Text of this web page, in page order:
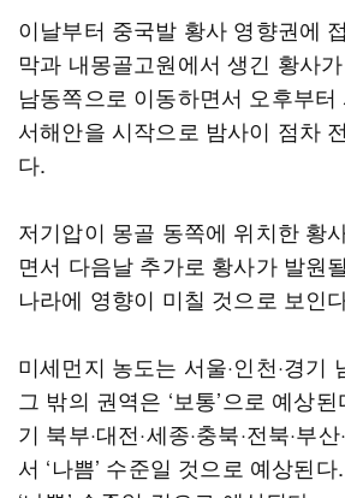
이날부터 중국발 황사 영향권에
막과 내몽골고원에서 생긴 황사
남동쪽으로 이동하면서 오후부
서해안을 시작으로 밤사이 점차
다.
저기압이 몽골 동쪽에 위치한 황
면서 다음날 추가로 황사가 발원
나라에 영향이 미칠 것으로 보인
미세먼지 농도는 서울·인천·경기
그 밖의 권역은 ‘보통’으로 예상
기 북부·대전·세종·충북·전북·부
서 ‘나쁨’ 수준일 것으로 예상된